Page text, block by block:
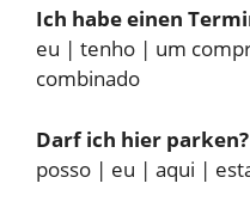
Ich habe einen
eu | tenho | um
combinado
Darf ich hier parken?
posso | eu | aqui |